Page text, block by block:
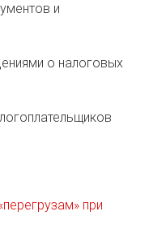
и
о налоговых
при